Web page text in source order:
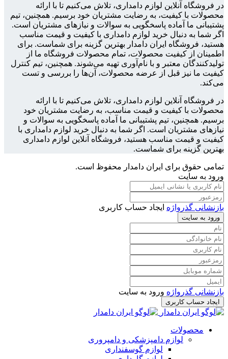
در فروشگاه آنلاین لوازم دامداری، تلاش می‌کنیم تا با ارائه
محصولات با کیفیت، به رضایت مشتریان خود برسیم. همچنین، تیم
پشتیبانی ما آماده پاسخگویی به سوالات و نیازهای مشتریان است.
اگر شما به دنبال خرید لوازم دامداری با کیفیت و قیمت مناسب
هستید، فروشگاه ایران دامدار بهترین گزینه برای شماست. برای
اطمینان از کیفیت محصولات، تمام محصولات فروشگاه ما از
تولیدکنندگان معتبر و با نام‌آوری تهیه می‌شوند. همچنین، تیم کنترل
کیفیت ما نیز قبل از عرضه محصولات، آن‌ها را بررسی و تست
می‌کند.
در فروشگاه آنلاین لوازم دامداری، تلاش می‌کنیم تا با ارائه
محصولات با کیفیت و قیمت مناسب، به رضایت مشتریان خود
برسیم. همچنین، تیم پشتیبانی ما آماده پاسخگویی به سوالات و
نیازهای مشتریان است. اگر شما به دنبال خرید لوازم دامداری با
کیفیت و قیمت مناسب هستید، فروشگاه آنلاین لوازم دامداری
بهترین گزینه برای شماست.
تمامی حقوق برای ایران دامدار محفوظ است.
ورود به سایت
بازنشانی گذرواژه ایجاد حساب کاربری
ورود به سایت
بازنشانی گذرواژه ورود به سایت
ایجاد حساب کاربری
محصولات
لوازم دامپزشکی و دامپروری
لوازم گوسفنداری